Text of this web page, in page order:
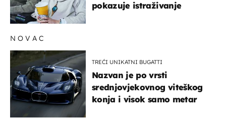
pokazuje istraživanje
NOVAC
TREĆI UNIKATNI BUGATTI
Nazvan je po vrsti
srednjovjekovnog viteškog
konja i visok samo metar